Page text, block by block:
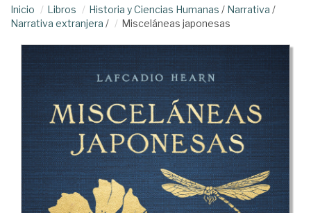
Inicio Libros Historia y Ciencias Humanas / Narrativa /
Narrativa extranjera / Misceláneas japonesas